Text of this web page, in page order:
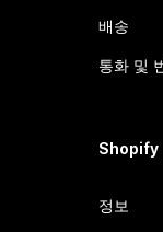
배송
통화 및
Shopify
정보